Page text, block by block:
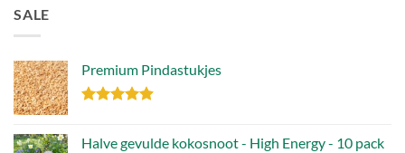
SALE
Premium Pindastukjes
Halve gevulde kokosnoot - High Energy - 10 pack